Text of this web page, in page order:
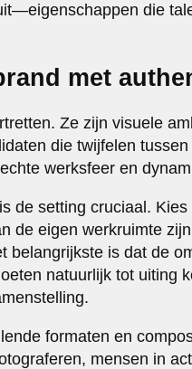
die
met
Ze zijn visuele
die twijfelen
werksfeer en
de setting cruciaal.
de eigen werkruimte
belangrijkste is dat de
natuurlijk tot uiting
formaten en
mensen in